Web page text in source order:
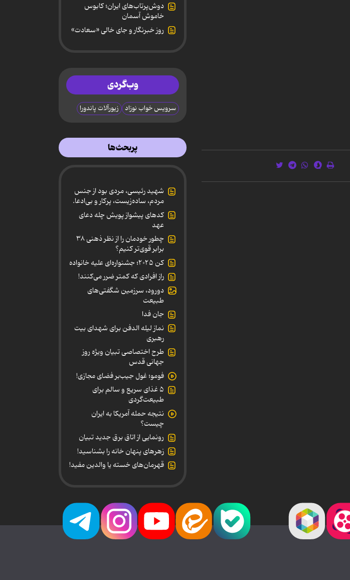
دوش‌پرتاب‌های ایران؛ کابوس
خاموش آسمان
روز خبرنگار و جای خالی «سعادت»
وب‌گردی
سرویس خواب نوزاد زیورآلات پاندورا
پربحث‌ها
شهید رئیسی، مردی بود از جنس
مردم، ساده‌زیست، پرکار و بی‌ادعا.
کدهای پیشواز پویش چله دعای
عهد
چطور خودمان را از نظر ذهنی ۳۸
برابر قوی‌تر کنیم؟
کن ۲۰۲۵؛ جشنواره‌ای علیه خانواده
راز افرادی که کمتر ضرر می‌کنند!
دورود، سرزمین شگفتی‌های
طبیعت
جان فدا
نماز لیله الدفن برای شهدای بیت
رهبری
طرح اختصاصی تبیان ویژه روز
جهانی قدس
فومو؛ غول جیب‌بر فضای مجازی!
۵ غذای سریع و سالم برای
طبیعت‌گردی
نتیجه حمله آمریکا به ایران
چیست؟
رونمایی از اتاق برق جدید تبیان
زهرهای پنهان خانه را بشناسید!
قهرمان‌های خسته یا والدین مفید!